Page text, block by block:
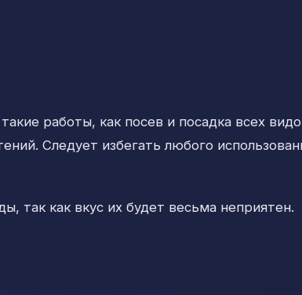
работы, как посев и посадка всех
Следует избегать любого
так как вкус их будет весьма неприятен.